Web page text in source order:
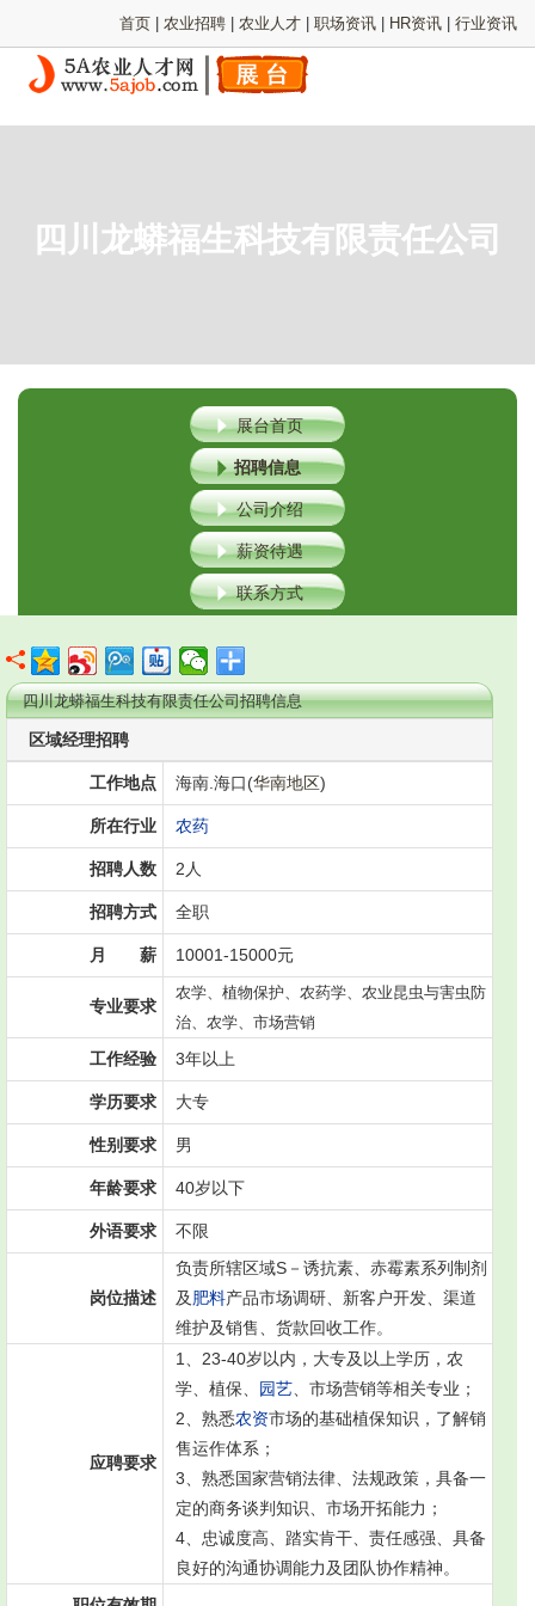
首页 农业招聘 农业人才 职场资讯 HR资讯 行业资讯
四川龙蟒福生科技有限责任公司
展台首页
招聘信息
公司介绍
薪资待遇
联系方式
四川龙蟒福生科技有限责任公司招聘信息
区域经理招聘
工作地点 海南.海口(华南地区)
所在行业 农药
招聘人数 2人
招聘方式 全职
月 薪 10001-15000元
专业要求
农学、植物保护、农药学、农业昆虫与害虫防
治、农学、市场营销
工作经验 3年以上
学历要求 大专
性别要求 男
年龄要求 40岁以下
外语要求 不限
岗位描述
负责所辖区域S－诱抗素、赤霉素系列制剂
及肥料产品市场调研、新客户开发、渠道
维护及销售、货款回收工作。
应聘要求
1、23-40岁以内，大专及以上学历，农
学、植保、 园艺 、市场营销等相关专业；
2、熟悉农资市场的基础植保知识，了解销
售运作体系；
3、熟悉国家营销法律、法规政策，具备一
定的商务谈判知识、市场开拓能力；
4、忠诚度高、踏实肯干、责任感强、具备
良好的沟通协调能力及团队协作精神。